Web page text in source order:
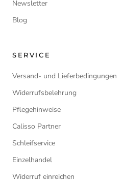
Newsletter
Blog
SERVICE
Versand- und Lieferbedingungen
Widerrufsbelehrung
Pflegehinweise
Calisso Partner
Schleifservice
Einzelhandel
Widerruf einreichen